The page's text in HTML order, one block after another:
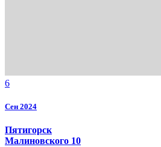
6
Сен 2024
Пятигорск
Малиновского 10